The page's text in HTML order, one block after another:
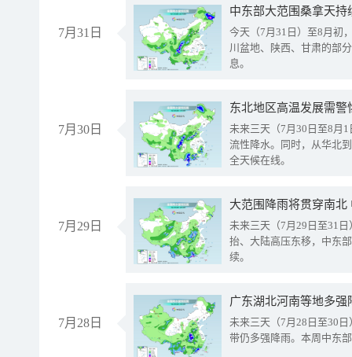
7月31日
中东部大范围桑拿天
今天（7月31日）至8月初
川盆地、陕西、甘肃的部
息。
7月30日
东北地区高温发展需
未来三天（7月30日至8月
流性降水。同时，从华北
全天候在线。
7月29日
大范围降雨将贯穿南
未来三天（7月29日至31
抬、大陆高压东移，中东
续。
7月28日
广东湖北河南等地多
未来三天（7月28日至30
带仍多强降雨。本周中东